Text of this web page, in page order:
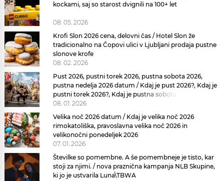
kockami, saj so starost dvignili na 100+ let
08. 05. 2026
Krofi Slon 2026 cena, delovni čas / Hotel Slon že
tradicionalno na Čopovi ulici v Ljubljani prodaja pustne
slonove krofe
08. 02. 2026
Pust 2026, pustni torek 2026, pustna sobota 2026,
pustna nedelja 2026 datum / Kdaj je pust 2026?, Kdaj je
pustni torek 2026?, Kdaj je pustna sobota 2026?
08. 01. 2026
Velika noč 2026 datum / Kdaj je velika noč 2026
rimokatoliška, pravoslavna velika noč 2026 in
velikonočni ponedeljek 2026
07. 01. 2026
Številke so pomembne. A še pomembneje je tisto, kar
stoji za njimi. / nova praznična kampanja NLB Skupine,
ki jo je ustvarila Luna\TBWA